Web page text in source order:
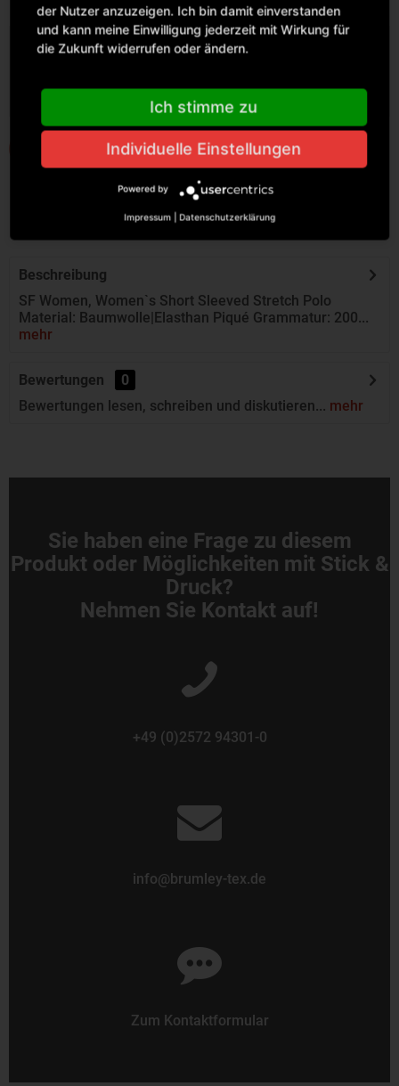
Werktage
3
Werktage
IN DEN WARENKORB
Beschreibung
SF Women, Women`s Short Sleeved Stretch Polo
Material: Baumwolle|Elasthan Piqué Grammatur: 200...
mehr
Bewertungen
0
Bewertungen lesen, schreiben und diskutieren... mehr
Sie haben eine Frage zu diesem
Produkt oder Möglichkeiten mit Stick &
Druck?
Nehmen Sie Kontakt auf!
+49 (0)2572 94301-0
info@brumley-tex.de
Zum Kontaktformular
der Nutzer anzuzeigen. Ich bin damit einverstanden
und kann meine Einwilligung jederzeit mit Wirkung für
die Zukunft widerrufen oder ändern.
Ich stimme zu
Individuelle Einstellungen
Powered by
Impressum | Datenschutzerklärung